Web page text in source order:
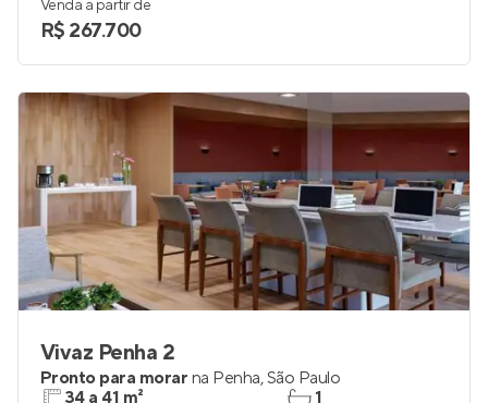
Venda a partir de
R$ 267.700
Vivaz Penha 2
Pronto para morar na Penha,São Paulo
34 a 41 m²
1